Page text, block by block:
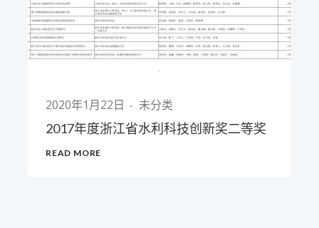
2020年1月22日
未分类
2017年度浙江省水利科技创新奖二等奖
READ MORE